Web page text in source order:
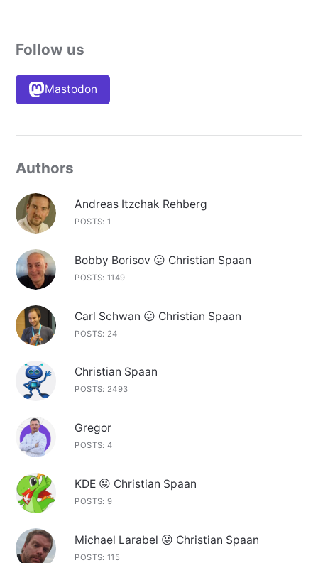
Follow us
Mastodon
Authors
Andreas Itzchak Rehberg
POSTS: 1
Bobby Borisov 😛 Christian Spaan
POSTS: 1149
Carl Schwan 😛 Christian Spaan
POSTS: 24
Christian Spaan
POSTS: 2493
Gregor
POSTS: 4
KDE 😛 Christian Spaan
POSTS: 9
Michael Larabel 😛 Christian Spaan
POSTS: 115